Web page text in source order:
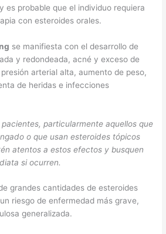
es probable que el individuo requiera
con esteroides orales.
se manifiesta con el desarrollo de
y redondeada, acné y exceso de
arterial alta, aumento de peso,
de heridas e infecciones
particularmente aquellos que
o que usan esteroides tópicos
atentos a estos efectos y busquen
si ocurren.
grandes cantidades de esteroides
riesgo de enfermedad más grave,
generalizada.